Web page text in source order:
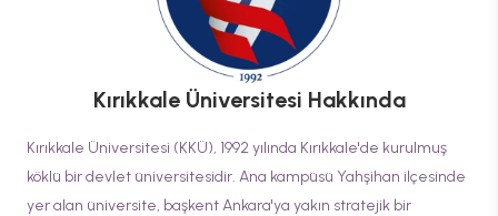
Kırıkkale Üniversitesi Hakkında
Kırıkkale Üniversitesi (KKÜ), 1992 yılında Kırıkkale'de kurulmuş
köklü bir devlet üniversitesidir. Ana kampüsü Yahşihan ilçesinde
yer alan üniversite, başkent Ankara'ya yakın stratejik bir